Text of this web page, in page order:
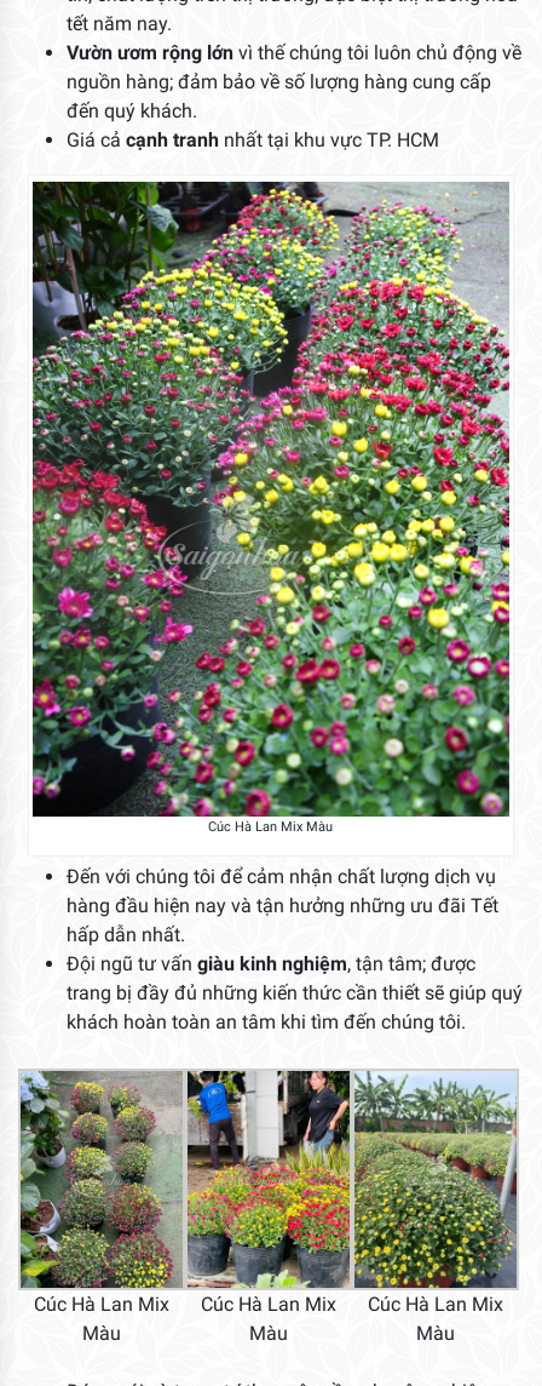
tết năm nay.
Vườn ươm rộng lớn vì thế chúng tôi luôn chủ động về
nguồn hàng; đảm bảo về số lượng hàng cung cấp
đến quý khách.
Giá cả cạnh tranh nhất tại khu vực TP. HCM
Cúc Hà Lan Mix Màu
Đến với chúng tôi để cảm nhận chất lượng dịch vụ
hàng đầu hiện nay và tận hưởng những ưu đãi Tết
hấp dẫn nhất.
Đội ngũ tư vấn giàu kinh nghiệm, tận tâm; được
trang bị đầy đủ những kiến thức cần thiết sẽ giúp quý
khách hoàn toàn an tâm khi tìm đến chúng tôi.
Cúc Hà Lan Mix
Màu
Cúc Hà Lan Mix
Màu
Cúc Hà Lan Mix
Màu